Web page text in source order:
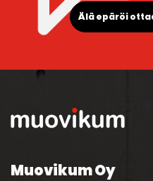
Älä epäröi
Muovikum Oy